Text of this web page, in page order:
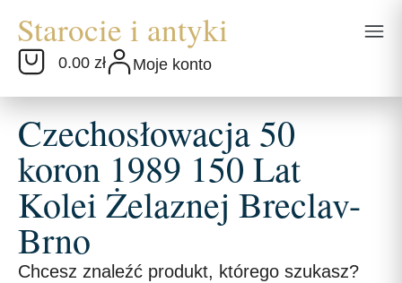
0.00 zł Moje konto
Czechosłowacja 50
koron 1989 150 Lat
Kolei Żelaznej Breclav-
Brno
Chcesz znaleźć produkt, którego szukasz?